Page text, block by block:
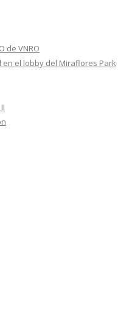
de VNRO
en el lobby del Miraflores Park